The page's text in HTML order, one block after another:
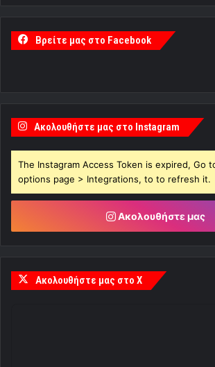
Βρείτε μας στο Facebook
Ακολουθήστε μας στο Instagram
The Instagram Access Token is expired, Go
options page > Integrations, to to refresh it.
Ακολουθήστε μας
Ακολουθήστε μας στο X